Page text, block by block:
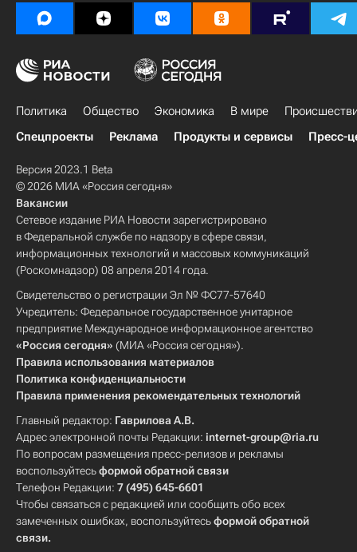
Политика Общество Экономика В мире
Спецпроекты
Реклама Продукты и сервисы Пресс-
Версия 2023.1 Beta
© 2026 МИА «Россия сегодня»
Вакансии
Сетевое издание РИА Новости зарегистрировано
в Федеральной службе по надзору в сфере связи,
информационных технологий и массовых коммуникаций
(Роскомнадзор) 08 апреля 2014 года.
Свидетельство о регистрации Эл № ФС77-57640
Учредитель: Федеральное государственное унитарное
предприятие Международное информационное агентство
«Россия сегодня» (МИА «Россия сегодня»).
Правила использования материалов
Политика конфиденциальности
Правила применения рекомендательных технологий
Главный редактор: Гаврилова А.В.
Адрес электронной почты Редакции: internet-group@ria.ru
По вопросам размещения пресс-релизов и рекламы
воспользуйтесьформой обратной связи
Телефон Редакции: 7 (495) 645-6601
Чтобы связаться с редакцией или сообщить обо всех
замеченных ошибках, воспользуйтесьформой обратной
связи.